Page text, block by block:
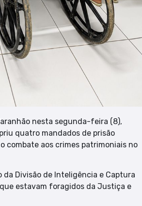
nesta segunda-feira (8),
quatro mandados de prisão
combate aos crimes patrimoniais no
da Divisão de Inteligência e Captura
estavam foragidos da Justiça e